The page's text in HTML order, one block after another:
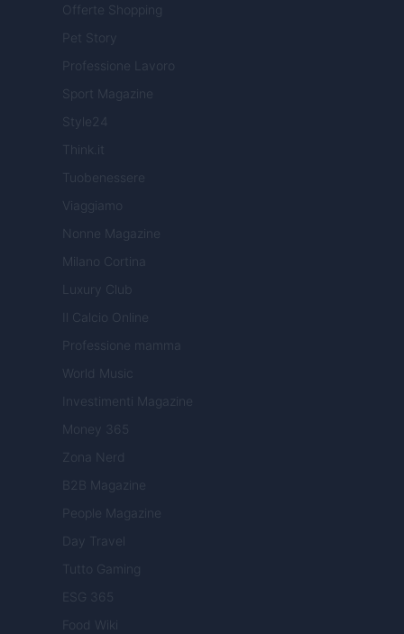
Offerte Shopping
Pet Story
Professione Lavoro
Sport Magazine
Style24
Think.it
Tuobenessere
Viaggiamo
Nonne Magazine
Milano Cortina
Luxury Club
Il Calcio Online
Professione mamma
World Music
Investimenti Magazine
Money 365
Zona Nerd
B2B Magazine
People Magazine
Day Travel
Tutto Gaming
ESG 365
Food Wiki